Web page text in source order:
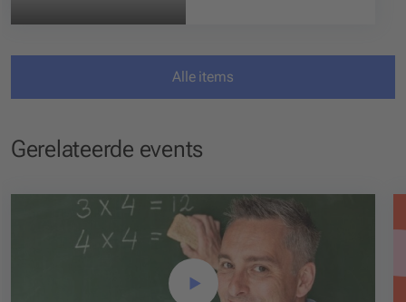
Alle items
Gerelateerde events